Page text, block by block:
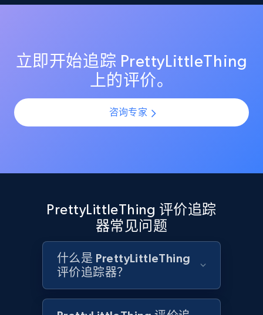
Etsy - Collect data on products using
specified keywords
URL, Product id, Listing inventory id, Title, Rating,
Reviews count shop, Reviews count item, Initial
Etsy - Collects data from shop's URL
URL, Product id, Listing inventory id, Title, Rating,
Reviews count shop, Reviews count item, Initial
price, and more.
1.9K+ 322+
别评分突然下滑，并通过提前介入防止声誉受损。
利用 AI 驱动的情绪分析，理解所有 PrettyLittleThing 评价
立即开始追踪 PrettyLittleThing
上的评价。
咨询专家
PrettyLittleThing 评价追踪
器常见问题
什么是 PrettyLittleThing
评价追踪器？